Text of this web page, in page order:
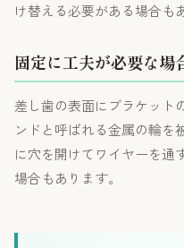
け替える必要がある場合も
固定に工夫が必要な場
差し歯の表面にブラケット
ンドと呼ばれる金属の輪を
に穴を開けてワイヤーを通
場合もあります。